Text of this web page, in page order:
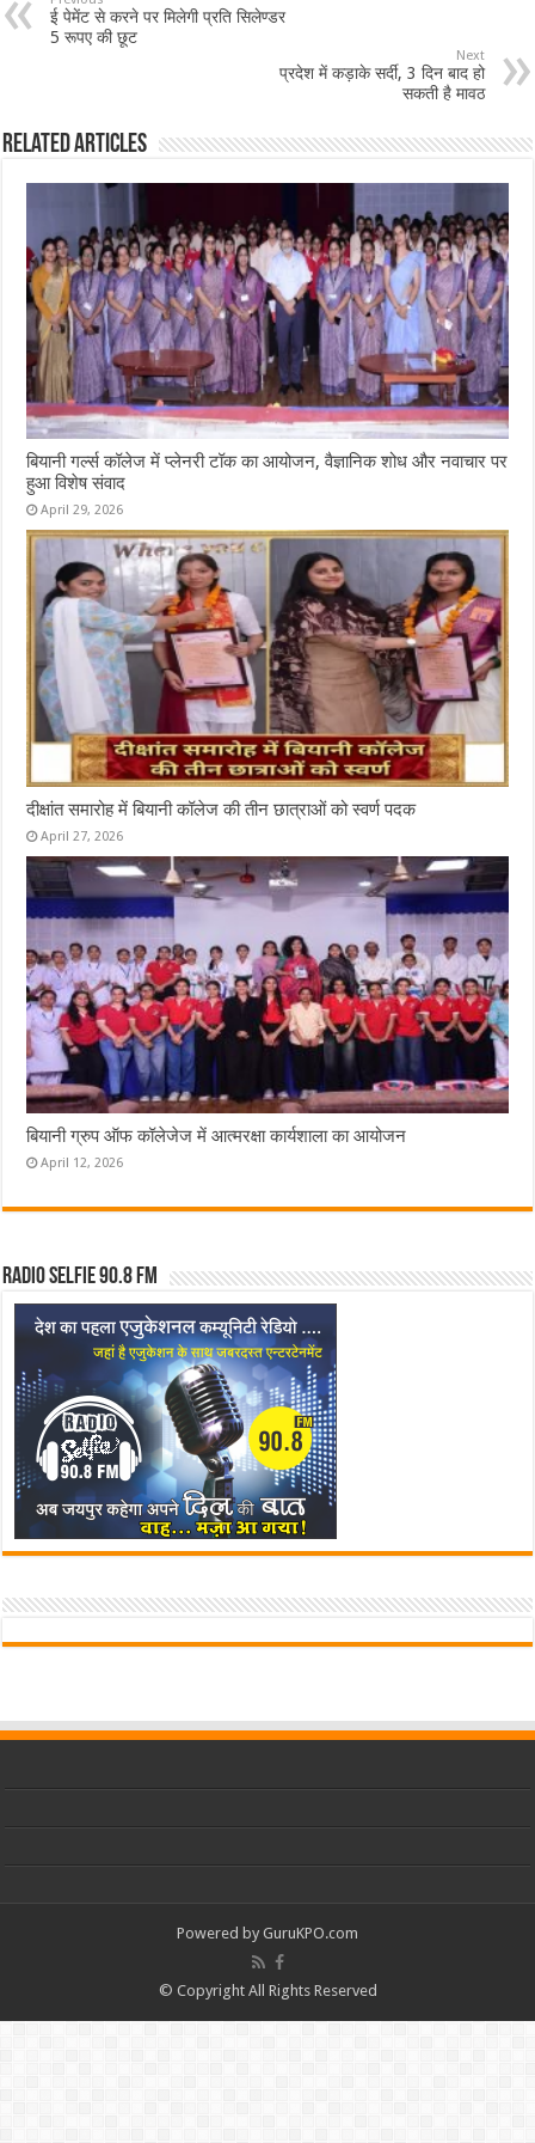
ई पेमेंट से करने पर मिलेगी प्रति सिलेण्डर
5 रूपए की छूट
Next
प्रदेश में कड़ाके सर्दी, 3 दिन बाद हो
सकती है मावठ
Related Articles
बियानी गर्ल्स कॉलेज में प्लेनरी टॉक का आयोजन, वैज्ञानिक शोध और नवाचार पर
हुआ विशेष संवाद
April 29, 2026
दीक्षांत समारोह में बियानी कॉलेज की तीन छात्राओं को स्वर्ण पदक
April 27, 2026
बियानी ग्रुप ऑफ कॉलेजेज में आत्मरक्षा कार्यशाला का आयोजन
April 12, 2026
Radio Selfie 90.8 FM
Powered by GuruKPO.com
© Copyright All Rights Reserved